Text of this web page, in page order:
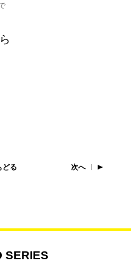
どる 次へ
SERIES